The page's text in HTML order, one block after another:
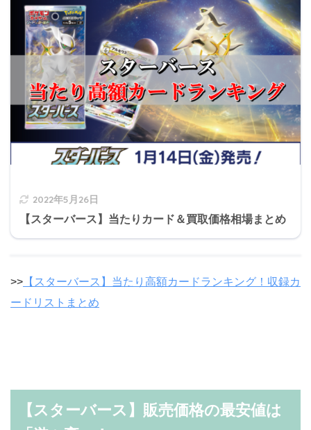
2022年5月26日
【スターバース】当たりカード＆買取価格相場まとめ
>> 【スターバース】当たり高額カードランキング！収録カ
ードリストまとめ
【スターバース】販売価格の最安値は